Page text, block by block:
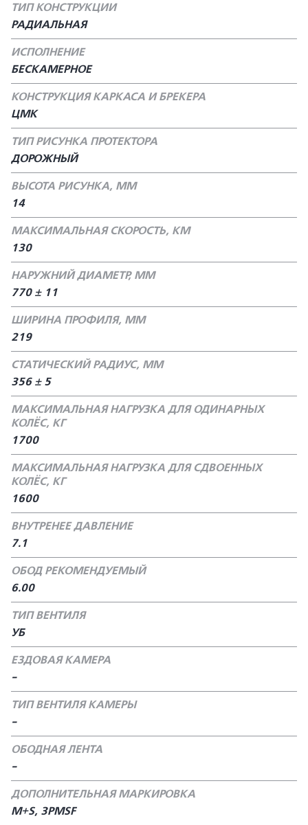
ТИП КОНСТРУКЦИИ
РАДИАЛЬНАЯ
ИСПОЛНЕНИЕ
БЕСКАМЕРНОЕ
КОНСТРУКЦИЯ КАРКАСА И БРЕКЕРА
ЦМК
ТИП РИСУНКА ПРОТЕКТОРА
ДОРОЖНЫЙ
ВЫСОТА РИСУНКА, ММ
14
МАКСИМАЛЬНАЯ СКОРОСТЬ, КМ
130
НАРУЖНИЙ ДИАМЕТР, ММ
770 ± 11
ШИРИНА ПРОФИЛЯ, ММ
219
СТАТИЧЕСКИЙ РАДИУС, ММ
356 ± 5
МАКСИМАЛЬНАЯ НАГРУЗКА ДЛЯ ОДИНАРНЫХ
КОЛЁС, КГ
1700
МАКСИМАЛЬНАЯ НАГРУЗКА ДЛЯ СДВОЕННЫХ
КОЛЁС, КГ
1600
ВНУТРЕНЕЕ ДАВЛЕНИЕ
7.1
ОБОД РЕКОМЕНДУЕМЫЙ
6.00
ТИП ВЕНТИЛЯ
УБ
ЕЗДОВАЯ КАМЕРА
-
ТИП ВЕНТИЛЯ КАМЕРЫ
-
ОБОДНАЯ ЛЕНТА
-
ДОПОЛНИТЕЛЬНАЯ МАРКИРОВКА
M+S, 3PMSF